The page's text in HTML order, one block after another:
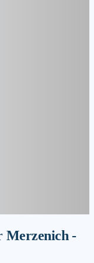
Merzenich -